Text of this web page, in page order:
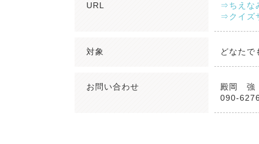
URL
⇒ちえな
⇒クイズ
対象 どなたで
お問い合わせ
殿岡 強
090-